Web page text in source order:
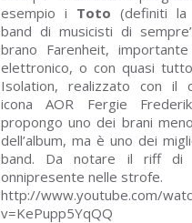
esempio i Toto (definiti la
band di musicisti di
brano Farenheit,
elettronico, o con quasi tutto
Isolation, realizzato con il
icona AOR Fergie
propongo uno dei brani
dell’album, ma è uno dei
band. Da notare il riff di
onnipresente nelle strofe.
http://www.youtube.com/
v=KePupp5YqQQ